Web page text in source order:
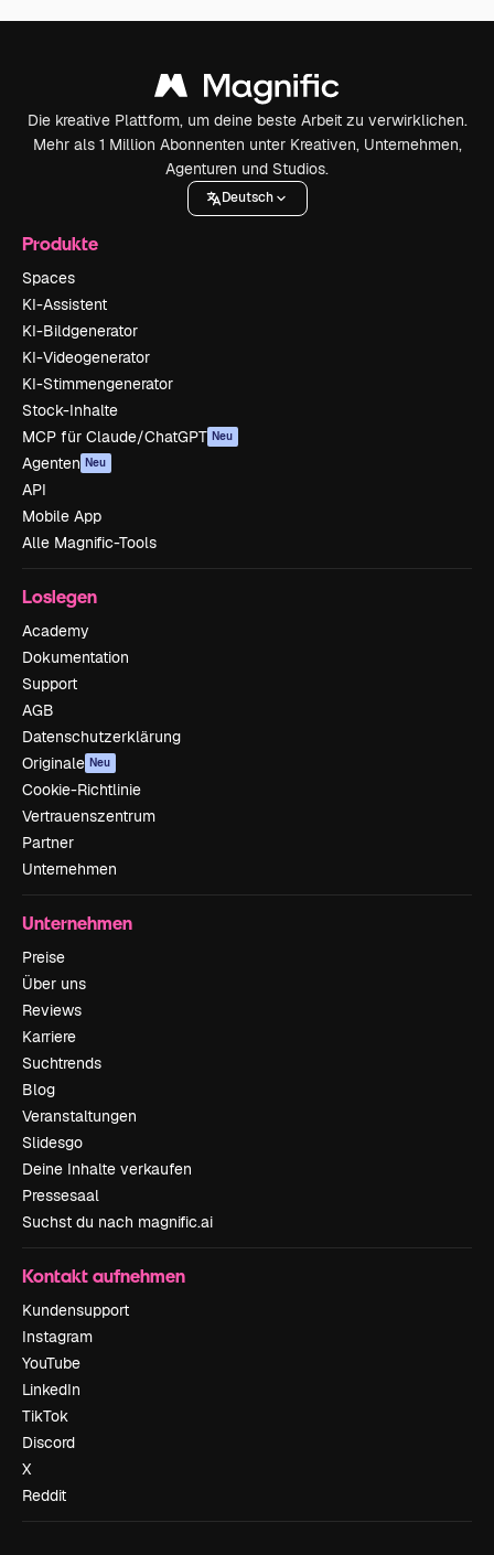
Die kreative Plattform, um deine beste Arbeit zu verwirklichen.
Mehr als 1 Million Abonnenten unter Kreativen, Unternehmen,
Agenturen und Studios.
Deutsch
Produkte
Spaces
KI-Assistent
KI-Bildgenerator
KI-Videogenerator
KI-Stimmengenerator
Stock-Inhalte
MCP für Claude/ChatGPT Neu
Agenten Neu
API
Mobile App
Alle Magnific-Tools
Loslegen
Academy
Dokumentation
Support
AGB
Datenschutzerklärung
Originale Neu
Cookie-Richtlinie
Vertrauenszentrum
Partner
Unternehmen
Unternehmen
Preise
Über uns
Reviews
Karriere
Suchtrends
Blog
Veranstaltungen
Slidesgo
Deine Inhalte verkaufen
Pressesaal
Suchst du nach magnific.ai
Kontakt aufnehmen
Kundensupport
Instagram
YouTube
LinkedIn
TikTok
Discord
X
Reddit